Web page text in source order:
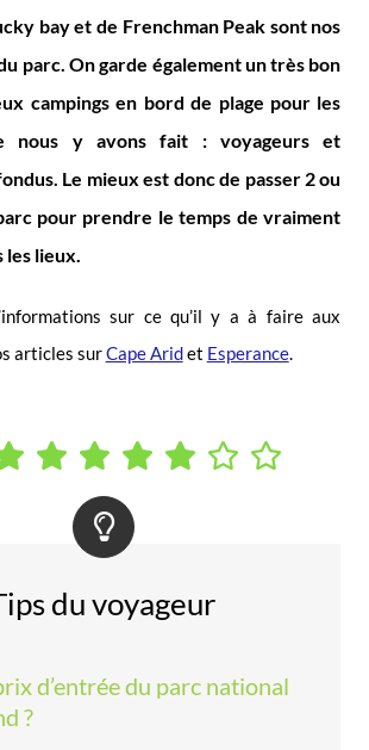
bay et de Frenchman Peak sont nos
parc. On garde également un très bon
campings en bord de plage pour les
nous y avons fait : voyageurs et
Le mieux est donc de passer 2 ou
pour prendre le temps de vraiment
les lieux.
sur ce qu’il y a à faire aux
articles surCape Aridet Esperance.
du voyageur
d’entrée du parc national
?